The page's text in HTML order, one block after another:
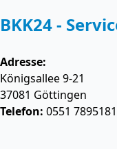
BKK24 -
Adresse:
Königsallee 9-21
37081 Göttingen
Telefon: 0551